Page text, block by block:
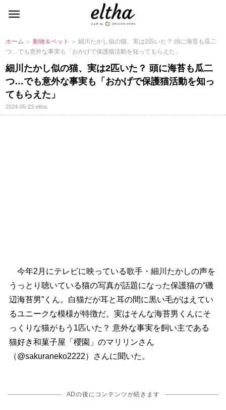
ホーム ＞動物＆ペット
＞ 細川たかし似の猫、実は2匹いた？ 頭に海苔も瓜二
つ…でも意外な事実も「おかげで保護猫活動を知ってもらえた」
細川たかし似の猫、実は2匹いた？ 頭に海苔も瓜二
つ…でも意外な事実も「おかげで保護猫活動を知っ
てもらえた」
2024-05-23eltha
今年2月にテレビに映っている歌手・細川たかしの声を
うっとり聴いている猫の写真が話題になった保護猫の“磯
辺海苔男”くん。白猫だが耳と耳の間に黒い毛がはえてい
るユニークな模様が特徴だ。実はそんな海苔男くんにそ
っくりな猫がもう1匹いた？ 意外な事実を飼い主である
猫好き和菓子屋「櫻園」のマリリンさん
（@sakuraneko2222）さんに聞いた。
ADの後にコンテンツが続きます